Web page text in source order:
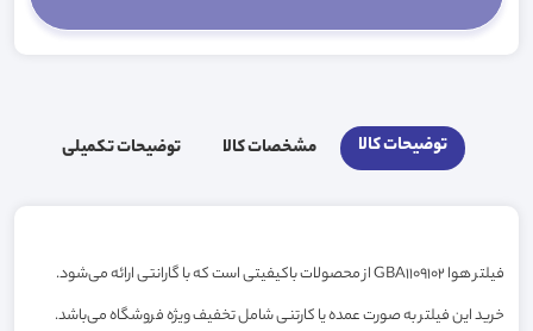
توضیحات کالا مشخصات کالا توضیحات تکمیلی
فیلتر هوا GBA1109102 از محصولات باکیفیتی است که با گارانتی ارائه می‌شود.
خرید این فیلتر به صورت عمده یا کارتنی شامل تخفیف ویژه فروشگاه می‌باشد.